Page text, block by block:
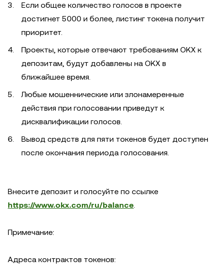
Если общее количество голосов в проекте
достигнет 5000 и более, листинг токена получит
приоритет.
Проекты, которые отвечают требованиям OKX к
депозитам, будут добавлены на OKX в
ближайшее время.
Любые мошеннические или злонамеренные
действия при голосовании приведут к
дисквалификации голосов.
Вывод средств для пяти токенов будет доступен
после окончания периода голосования.
Внесите депозит и голосуйте по ссылке
https://www.okx.com/ru/balance.
Примечание:
Адреса контрактов токенов: